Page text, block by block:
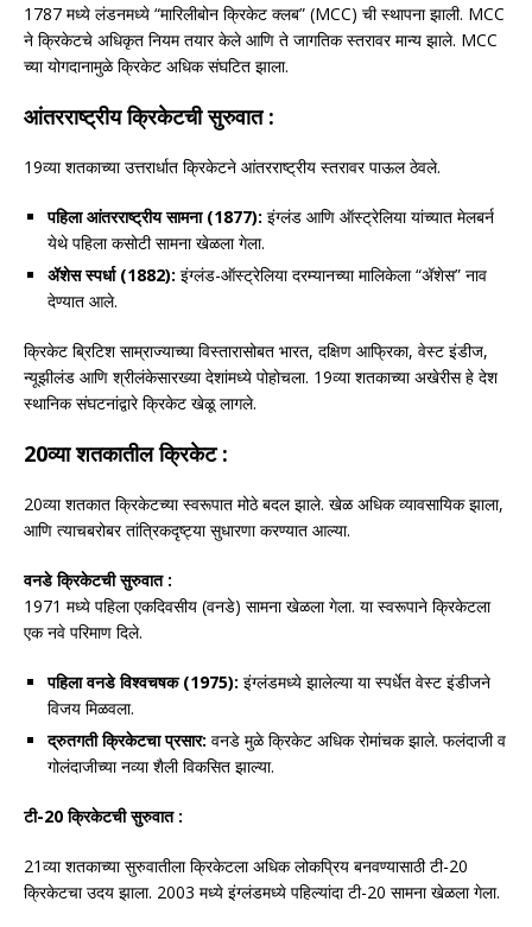
1787 मध्ये लंडनमध्ये “मारिलीबोन क्रिकेट क्लब” (MCC) ची स्थापना झाली. MCC
ने क्रिकेटचे अधिकृत नियम तयार केले आणि ते जागतिक स्तरावर मान्य झाले. MCC
च्या योगदानामुळे क्रिकेट अधिक संघटित झाला.
आंतरराष्ट्रीय क्रिकेटची सुरुवात :
19व्या शतकाच्या उत्तरार्धात क्रिकेटने आंतरराष्ट्रीय स्तरावर पाऊल ठेवले.
पहिला आंतरराष्ट्रीय सामना (1877): इंग्लंड आणि ऑस्ट्रेलिया यांच्यात मेलबर्न
येथे पहिला कसोटी सामना खेळला गेला.
ॲशेस स्पर्धा (1882): इंग्लंड-ऑस्ट्रेलिया दरम्यानच्या मालिकेला “ॲशेस” नाव
देण्यात आले.
क्रिकेट ब्रिटिश साम्राज्याच्या विस्तारासोबत भारत, दक्षिण आफ्रिका, वेस्ट इंडीज,
न्यूझीलंड आणि श्रीलंकेसारख्या देशांमध्ये पोहोचला. 19व्या शतकाच्या अखेरीस हे देश
स्थानिक संघटनांद्वारे क्रिकेट खेळू लागले.
20व्या शतकातील क्रिकेट :
20व्या शतकात क्रिकेटच्या स्वरूपात मोठे बदल झाले. खेळ अधिक व्यावसायिक झाला,
आणि त्याचबरोबर तांत्रिकदृष्ट्या सुधारणा करण्यात आल्या.
वनडे क्रिकेटची सुरुवात :
1971 मध्ये पहिला एकदिवसीय (वनडे) सामना खेळला गेला. या स्वरूपाने क्रिकेटला
एक नवे परिमाण दिले.
पहिला वनडे विश्वचषक (1975): इंग्लंडमध्ये झालेल्या या स्पर्धेत वेस्ट इंडीजने
विजय मिळवला.
द्रुतगती क्रिकेटचा प्रसार: वनडे मुळे क्रिकेट अधिक रोमांचक झाले. फलंदाजी व
गोलंदाजीच्या नव्या शैली विकसित झाल्या.
टी-20 क्रिकेटची सुरुवात :
21व्या शतकाच्या सुरुवातीला क्रिकेटला अधिक लोकप्रिय बनवण्यासाठी टी-20
क्रिकेटचा उदय झाला. 2003 मध्ये इंग्लंडमध्ये पहिल्यांदा टी-20 सामना खेळला गेला.